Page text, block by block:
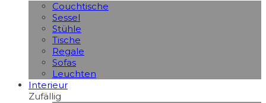
Couchtische
Sessel
Stühle
Tische
Regale
Sofas
Leuchten
Interieur
Zufällig